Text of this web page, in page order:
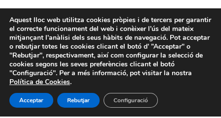
Aquest lloc web utilitza cookies pròpies i de tercers per garantir
el correcte funcionament del web i conèixer l’ús del mateix
mitjançant l'anàlisi dels seus hàbits de navegació. Pot acceptar
o rebutjar totes les cookies clicant el botó d’ ”Acceptar" o
"Rebutjar", respectivament, així com configurar la selecció de
cookies segons les seves preferències clicant el botó
"Configuració". Per a més informació, pot visitar la nostra
Política de Cookies.
Acceptar Rebutjar Configuració